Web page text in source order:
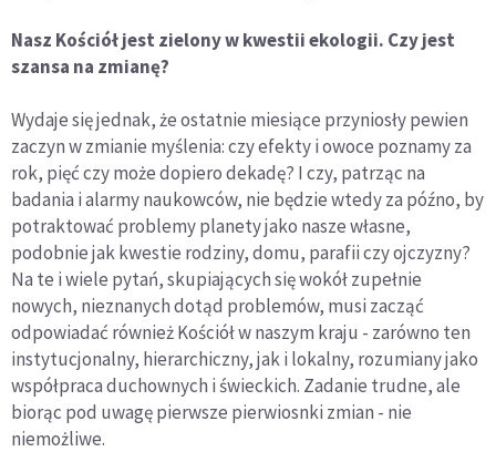
Nasz Kościół jest zielony w kwestii ekologii. Czy jest
szansa na zmianę?
Wydaje się jednak, że ostatnie miesiące przyniosły pewien
zaczyn w zmianie myślenia: czy efekty i owoce poznamy za
rok, pięć czy może dopiero dekadę? I czy, patrząc na
badania i alarmy naukowców, nie będzie wtedy za późno, by
potraktować problemy planety jako nasze własne,
podobnie jak kwestie rodziny, domu, parafii czy ojczyzny?
Na te i wiele pytań, skupiających się wokół zupełnie
nowych, nieznanych dotąd problemów, musi zacząć
odpowiadać również Kościół w naszym kraju - zarówno ten
instytucjonalny, hierarchiczny, jak i lokalny, rozumiany jako
współpraca duchownych i świeckich. Zadanie trudne, ale
biorąc pod uwagę pierwsze pierwiosnki zmian - nie
niemożliwe.